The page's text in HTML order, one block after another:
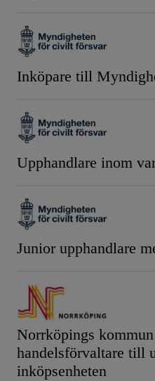
Inköpare till
Upphandlare inom
Junior upphandlare
Norrköpings
handelsförvaltare till
inköpsenheten